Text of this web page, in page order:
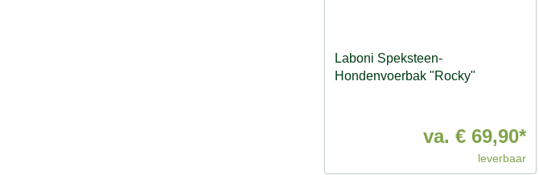
Laboni Speksteen-
Hondenvoerbak "Rocky"
va. € 69,90*
leverbaar